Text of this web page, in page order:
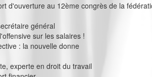
d'ouverture au 12ème congrès de la
général
sur les salaires !
: la nouvelle donne
experte en droit du travail